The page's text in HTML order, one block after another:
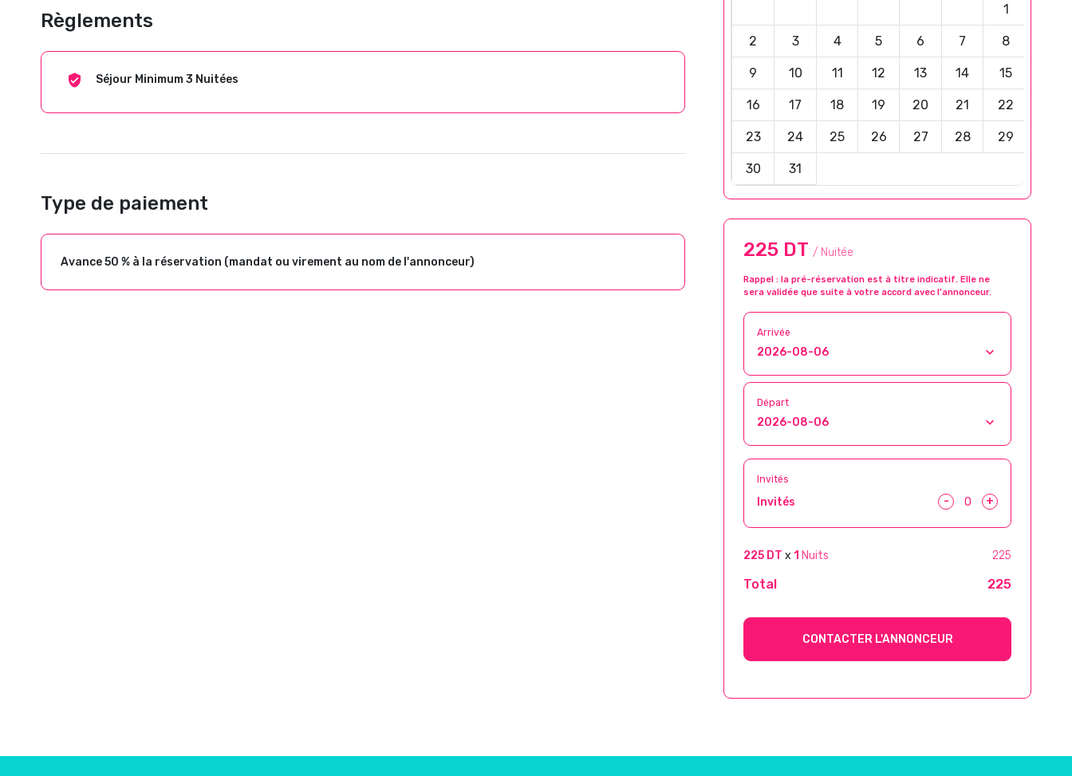
Règlements
Séjour Minimum 3 Nuitées
Type de paiement
Avance 50 % à la réservation (mandat ou virement au nom de l'annonceur)
1
2 3 4 5 6 7 8
9 10 11 12 13 14 15
16 17 18 19 20 21 22
23 24 25 26 27 28 29
30 31
225 DT / Nuitée
Rappel : la pré-réservation est à titre indicatif. Elle ne
sera validée que suite à votre accord avec l’annonceur.
Arrivée
Départ
Invités
Invités - +
225 DT x 1 Nuits 225
Total 225
CONTACTER L'ANNONCEUR